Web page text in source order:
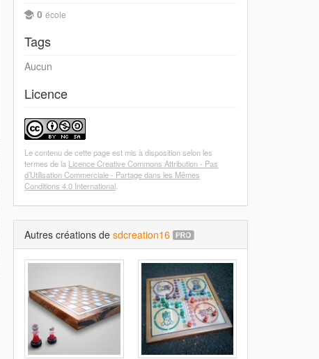
0 école
Tags
Aucun
Licence
Le contenu de cette page est mis à disposition selon les
termes de la Licence Creative Commons Attribution - Pas
d’Utilisation Commerciale - Partage dans les Mêmes
Conditions 4.0 International
Autres créations desdcreation16